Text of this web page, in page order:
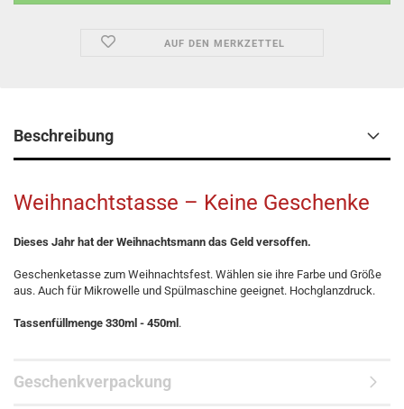
AUF DEN MERKZETTEL
Beschreibung
Weihnachtstasse – Keine Geschenke
Dieses Jahr hat der Weihnachtsmann das Geld versoffen.
Geschenketasse zum Weihnachtsfest. Wählen sie ihre Farbe und Größe
aus. Auch für Mikrowelle und Spülmaschine geeignet. Hochglanzdruck.
Tassenfüllmenge 330ml - 450ml .
Geschenkverpackung